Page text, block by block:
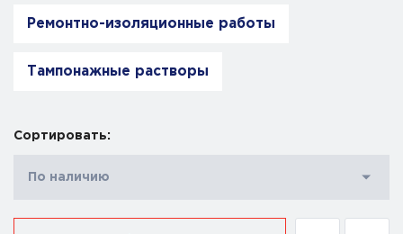
Ремонтно-изоляционные работы
Тампонажные растворы
Сортировать:
По наличию